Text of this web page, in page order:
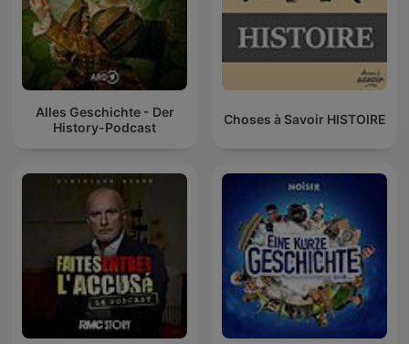
Alles Geschichte - Der
History-Podcast
Choses à Savoir HISTOIRE